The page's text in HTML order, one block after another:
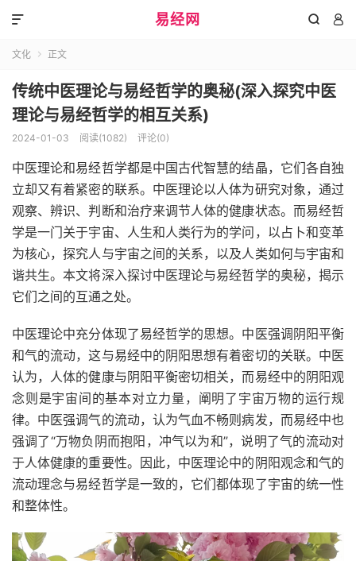
易经网  

文化  正文
传统中医理论与易经哲学的奥秘(深入探究中医
理论与易经哲学的相互关系)
2024-01-03 阅读(1082) 评论(0)
中医理论和易经哲学都是中国古代智慧的结晶，它们各自独
立却又有着紧密的联系。中医理论以人体为研究对象，通过
观察、辨识、判断和治疗来调节人体的健康状态。而易经哲
学是一门关于宇宙、人生和人类行为的学问，以占卜和变革
为核心，探究人与宇宙之间的关系，以及人类如何与宇宙和
谐共生。本文将深入探讨中医理论与易经哲学的奥秘，揭示
它们之间的互通之处。
中医理论中充分体现了易经哲学的思想。中医强调阴阳平衡
和气的流动，这与易经中的阴阳思想有着密切的关联。中医
认为，人体的健康与阴阳平衡密切相关，而易经中的阴阳观
念则是宇宙间的基本对立力量，阐明了宇宙万物的运行规
律。中医强调气的流动，认为气血不畅则病发，而易经中也
强调了“万物负阴而抱阳，冲气以为和”，说明了气的流动对
于人体健康的重要性。因此，中医理论中的阴阳观念和气的
流动理念与易经哲学是一致的，它们都体现了宇宙的统一性
和整体性。